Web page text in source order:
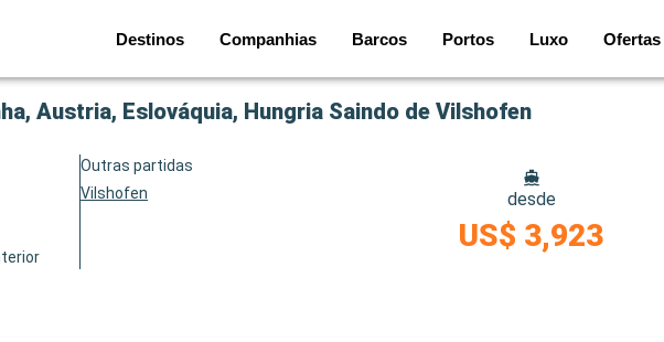
Destinos Companhias Barcos Portos Luxo Ofertas
Austria, Eslováquia, Hungria Saindo de Vilshofen
Outras partidas
Vilshofen
desde
US$ 3,923